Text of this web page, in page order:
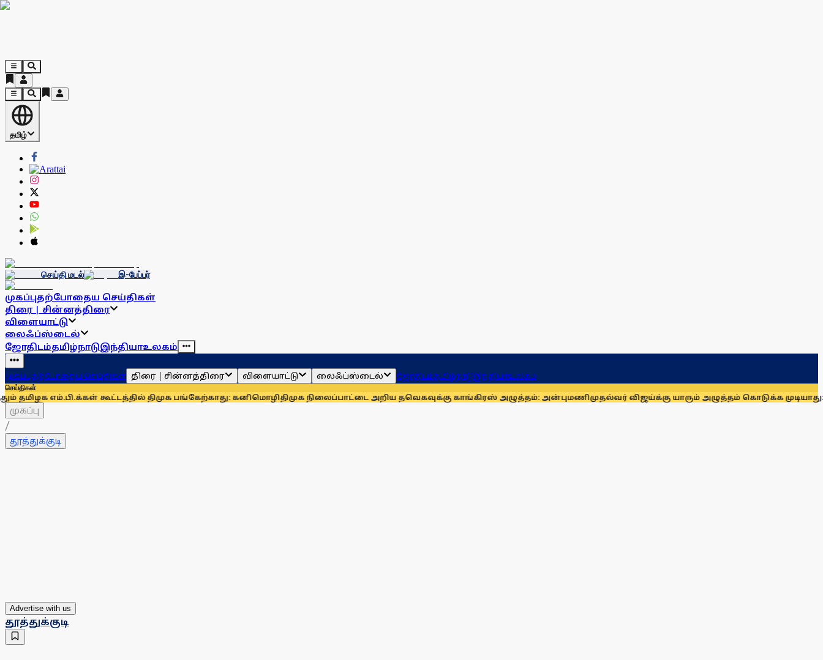
தமிழ்
செய்தி மடல் இ-பேப்பர்
முகப்புதற்போதைய செய்திகள்
திரை | சின்னத்திரை
விளையாட்டு
லைஃப்ஸ்டைல்
ஜோதிடம்தமிழ்நாடுஇந்தியாஉலகம்
முகப்புதற்போதைய செய்திகள் திரை | சின்னத்திரை விளையாட்டு லைஃப்ஸ்டைல் ஜோதிடம்தமிழ்நாடுஇந்தியாஉலகம்
செய்திகள்
எம்.பி.க்கள் கூட்டத்தில் திமுக பங்கேற்காது: கனிமொழிதிமுக நிலைப்பாட்டை அறிய தவெகவுக்கு காங்கிரஸ் அழுத்தம்: அன்புமணிமுதல்வர் விஜய்க்கு யாரும் அழுத்தம் கொடுக்க முடியாது:
முகப்பு
/
தூத்துக்குடி
Advertise with us
தூத்துக்குடி